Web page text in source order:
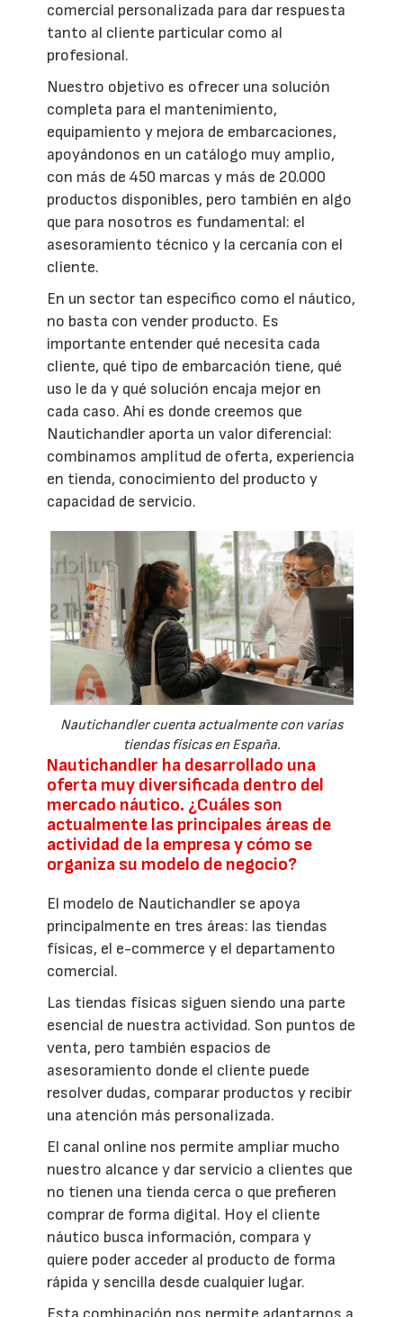
comercial personalizada para dar respuesta
tanto al cliente particular como al
profesional.
Nuestro objetivo es ofrecer una solución
completa para el mantenimiento,
equipamiento y mejora de embarcaciones,
apoyándonos en un catálogo muy amplio,
con más de 450 marcas y más de 20.000
productos disponibles, pero también en algo
que para nosotros es fundamental: el
asesoramiento técnico y la cercanía con el
cliente.
En un sector tan específico como el náutico,
no basta con vender producto. Es
importante entender qué necesita cada
cliente, qué tipo de embarcación tiene, qué
uso le da y qué solución encaja mejor en
cada caso. Ahí es donde creemos que
Nautichandler aporta un valor diferencial:
combinamos amplitud de oferta, experiencia
en tienda, conocimiento del producto y
capacidad de servicio.
Nautichandler cuenta actualmente con varias
tiendas físicas en España.
Nautichandler ha desarrollado una
oferta muy diversificada dentro del
mercado náutico. ¿Cuáles son
actualmente las principales áreas de
actividad de la empresa y cómo se
organiza su modelo de negocio?
El modelo de Nautichandler se apoya
principalmente en tres áreas: las tiendas
físicas, el e-commerce y el departamento
comercial.
Las tiendas físicas siguen siendo una parte
esencial de nuestra actividad. Son puntos de
venta, pero también espacios de
asesoramiento donde el cliente puede
resolver dudas, comparar productos y recibir
una atención más personalizada.
El canal online nos permite ampliar mucho
nuestro alcance y dar servicio a clientes que
no tienen una tienda cerca o que prefieren
comprar de forma digital. Hoy el cliente
náutico busca información, compara y
quiere poder acceder al producto de forma
rápida y sencilla desde cualquier lugar.